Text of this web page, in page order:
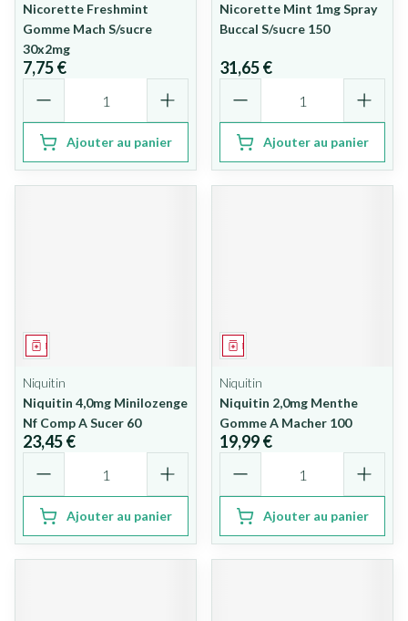
Nicorette Freshmint
Gomme Mach S/sucre
30x2mg
7,75 €
Ajouter au panier
Nicorette Mint 1mg Spray
Buccal S/sucre 150
31,65 €
Ajouter au panier
Médicament
Niquitin
Niquitin 4,0mg Minilozenge
Nf Comp A Sucer 60
23,45 €
Ajouter au panier
Médicament
Niquitin
Niquitin 2,0mg Menthe
Gomme A Macher 100
19,99 €
Ajouter au panier